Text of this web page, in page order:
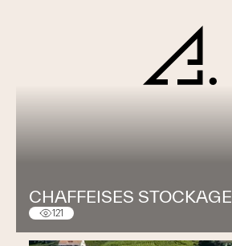
CHAFFEISES STOCKAGE
121